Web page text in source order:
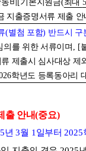
비 [기본지원금(최대
지출증명서류 제출 안
(별첨 포함) 반드시 구
의를 위한 서류이며 , [
제출시 심사대상 제외
학년도 등록동아리
출 안내(중요)
년3월 1 일부터 2025